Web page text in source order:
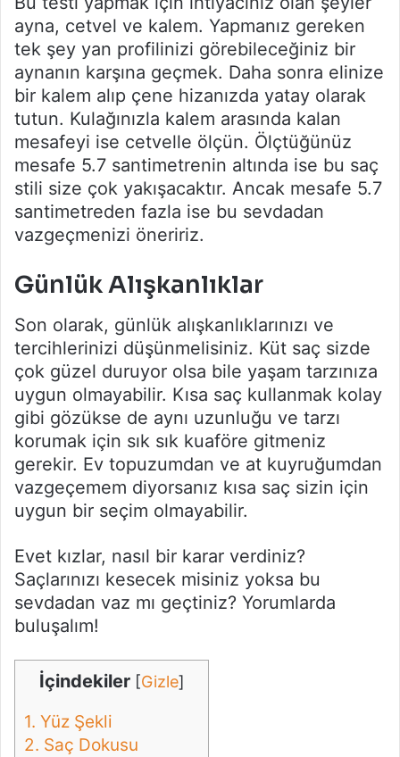
ayna, cetvel ve kalem. Yapmanız gereken
tek şey yan profilinizi görebileceğiniz bir
aynanın karşına geçmek. Daha sonra elinize
bir kalem alıp çene hizanızda yatay olarak
tutun. Kulağınızla kalem arasında kalan
mesafeyi ise cetvelle ölçün. Ölçtüğünüz
mesafe 5.7 santimetrenin altında ise bu saç
stili size çok yakışacaktır. Ancak mesafe 5.7
santimetreden fazla ise bu sevdadan
vazgeçmenizi öneririz.
Günlük Alışkanlıklar
Son olarak, günlük alışkanlıklarınızı ve
tercihlerinizi düşünmelisiniz. Küt saç sizde
çok güzel duruyor olsa bile yaşam tarzınıza
uygun olmayabilir. Kısa saç kullanmak kolay
gibi gözükse de aynı uzunluğu ve tarzı
korumak için sık sık kuaföre gitmeniz
gerekir. Ev topuzumdan ve at kuyruğumdan
vazgeçemem diyorsanız kısa saç sizin için
uygun bir seçim olmayabilir.
Evet kızlar, nasıl bir karar verdiniz?
Saçlarınızı kesecek misiniz yoksa bu
sevdadan vaz mı geçtiniz? Yorumlarda
buluşalım!
İçindekiler [Gizle]
1. Yüz Şekli
2. Saç Dokusu